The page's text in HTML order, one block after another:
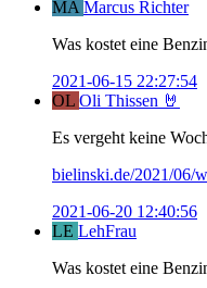
MA Marcus Richter
Was kostet eine
2021-06-15 22:27:54
OL Oli Thissen 🤘
Es vergeht keine
bielinski.de/2021/06/
2021-06-20 12:40:56
LE LehFrau
Was kostet eine